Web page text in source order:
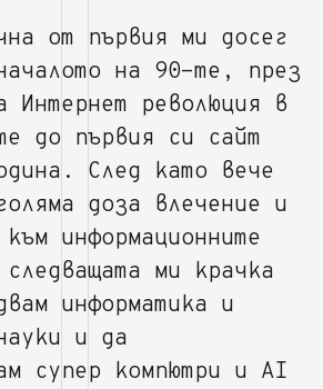
от първия ми досег
на 90-те, през
Интернет революция в
до първия си сайт
След като вече
доза влечение и
информационните
ми крачка
информатика и
и да
супер компютри и AI